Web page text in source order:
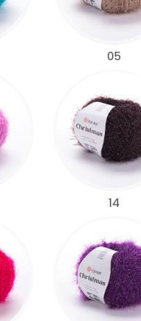
05
14